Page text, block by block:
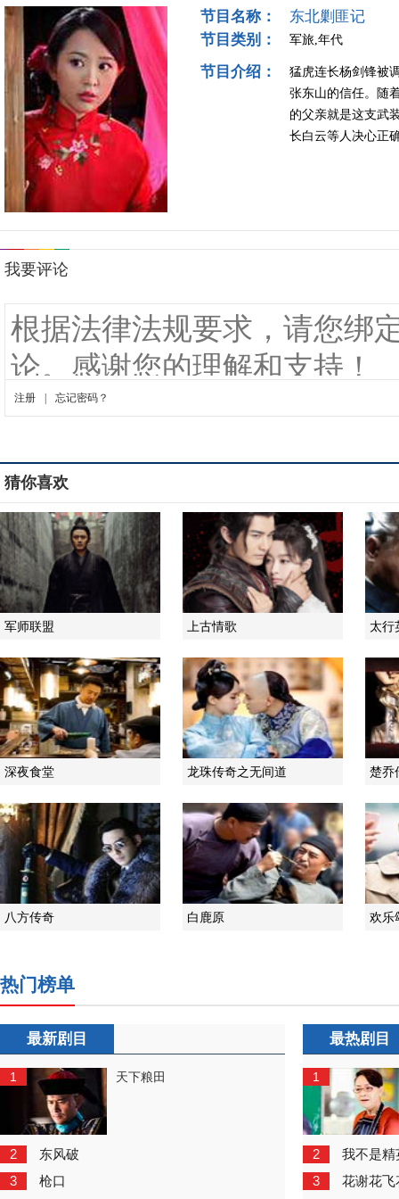
节目名称：
东北剿匪记
节目类别：
军旅,年代
节目介绍：
猛虎连长杨剑锋被
张东山的信任。随
的父亲就是这支武
长白云等人决心正
猜你喜欢
军师联盟 上古情歌 太行
深夜食堂 龙珠传奇之无间道 楚乔
八方传奇 白鹿原 欢乐
热门榜单
最新剧目
1 天下粮田
2 东风破
3 枪口
最热剧目
1
2 我不是精
3 花谢花飞